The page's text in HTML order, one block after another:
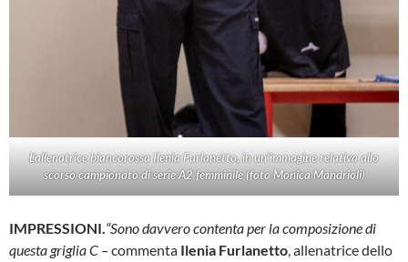
L’allenatrice biancorossa Ilenia Furlanetto, in un’immagine relativa allo
scorso campionato di serie A2 femminile (foto Monica Mandrioli)
IMPRESSIONI.“Sono davvero contenta per la composizione di
questa griglia C –commenta Ilenia Furlanetto, allenatrice dello